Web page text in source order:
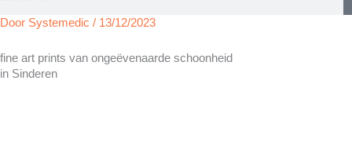
Door Systemedic / 13/12/2023
fine art prints van ongeëvenaarde schoonheid
in Sinderen